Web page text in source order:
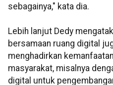
sebagainya," kata dia.
Lebih lanjut Dedy
bersamaan ruang digital
menghadirkan
masyarakat, misalnya
digital untuk